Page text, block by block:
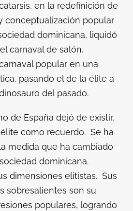
en la redefinición de
conceptualización popular
dominicana, liquidó
carnaval de salón,
popular en una
pasando el de la élite a
del pasado.
de España dejó de existir,
como recuerdo. Se ha
medida que ha cambiado
dominicana.
dimensiones elitistas. Sus
sobresalientes son su
populares, logrando